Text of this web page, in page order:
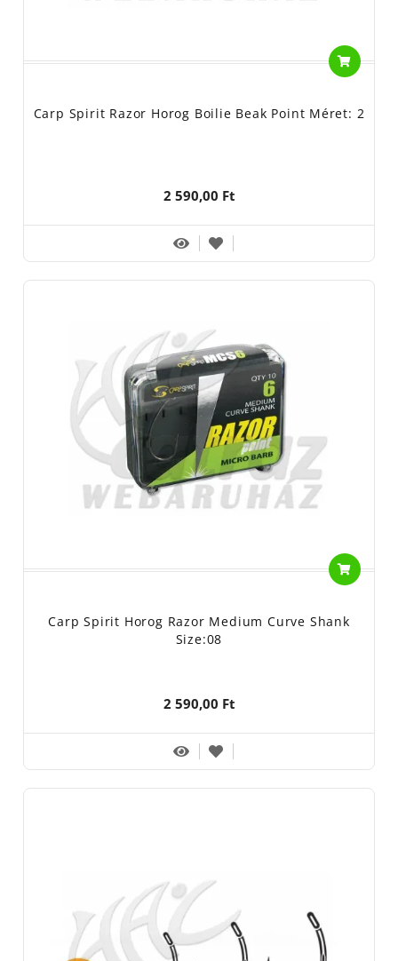
Carp Spirit Razor Horog Boilie Beak Point Méret: 2
2 590,00 Ft
Carp Spirit Horog Razor Medium Curve Shank
Size:08
2 590,00 Ft